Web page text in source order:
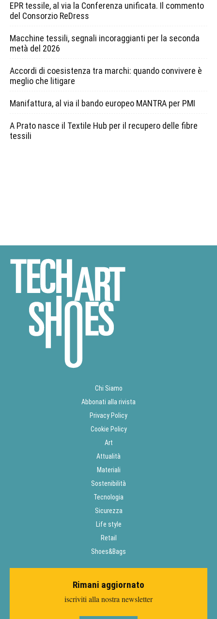
EPR tessile, al via la Conferenza unificata. Il commento
del Consorzio ReDress
Macchine tessili, segnali incoraggianti per la seconda
metà del 2026
Accordi di coesistenza tra marchi: quando convivere è
meglio che litigare
Manifattura, al via il bando europeo MANTRA per PMI
A Prato nasce il Textile Hub per il recupero delle fibre
tessili
Chi Siamo
Abbonati alla rivista
Privacy Policy
Cookie Policy
Art
Attualità
Materiali
Sostenibilità
Tecnologia
Sicurezza
Life style
Retail
Shoes&Bags
Rimani aggiornato
iscriviti alla nostra newsletter